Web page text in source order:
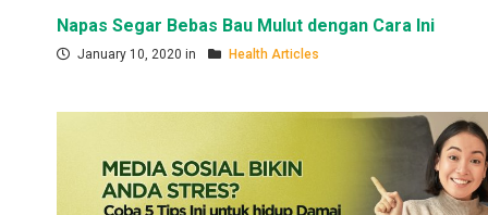
Napas Segar Bebas Bau Mulut dengan Cara Ini
January 10, 2020 in Health Articles